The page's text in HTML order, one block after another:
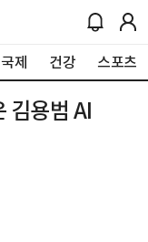
국제 건강 스포츠
김용범 AI